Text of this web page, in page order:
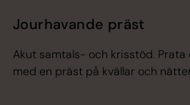
Jourhavande präst
Akut samtals- och krisstöd.
med en präst på kvällar och